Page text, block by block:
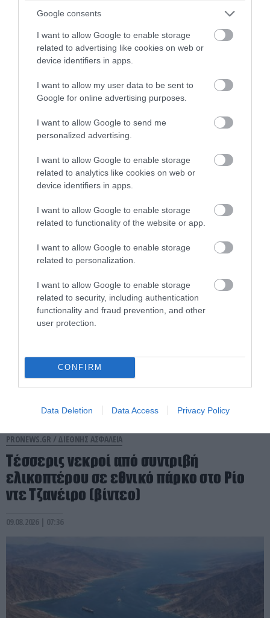
Google consents
I want to allow Google to enable storage
related to advertising like cookies on web or
device identifiers in apps.
I want to allow my user data to be sent to
Google for online advertising purposes.
I want to allow Google to send me
personalized advertising.
I want to allow Google to enable storage
related to analytics like cookies on web or
device identifiers in apps.
I want to allow Google to enable storage
related to functionality of the website or app.
I want to allow Google to enable storage
related to personalization.
I want to allow Google to enable storage
related to security, including authentication
functionality and fraud prevention, and other
user protection.
CONFIRM
Data Deletion Data Access Privacy Policy
09.08.2026 | 09:25
PRONEWS.GR /ΔΙΕΘΝΗΣ ΑΣΦΑΛΕΙΑ
ΗΠΑ: Εκκενώθηκε Boeing 757 της Delta
με 205 επιβάτες μετά από αναφορές για
καπνό
PRONEWS.GR / ΔΙΕΘΝΗΣ ΑΣΦΑΛΕΙΑ
Τέσσερις νεκροί από συντριβή
ελικοπτέρου σε εθνικό πάρκο στο Ρίο
ντε Τζανέιρο (βίντεο)
09.08.2026 | 07:36